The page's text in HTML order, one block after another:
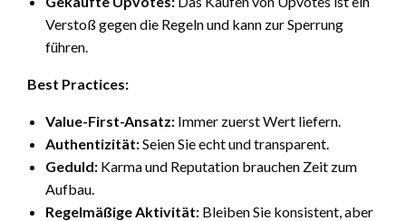
Verstoß gegen die Regeln und kann zur Sperrung
führen.
Best Practices:
Value-First-Ansatz: Immer zuerst Wert liefern.
Authentizität:Seien Sie echt und transparent.
Geduld: Karma und Reputation brauchen Zeit zum
Aufbau.
Regelmäßige Aktivität: Bleiben Sie konsistent, aber